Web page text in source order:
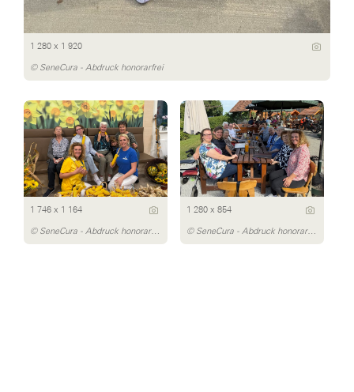
1 280 x 1 920
© SeneCura - Abdruck honorarfrei
1 746 x 1 164
© SeneCura - Abdruck honorarfrei
1 280 x 854
© SeneCura - Abdruck honorarfrei